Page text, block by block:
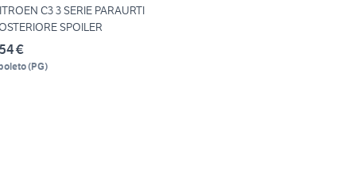
C3 3 SERIE PARAURTI
SPOILER
€
(PG)